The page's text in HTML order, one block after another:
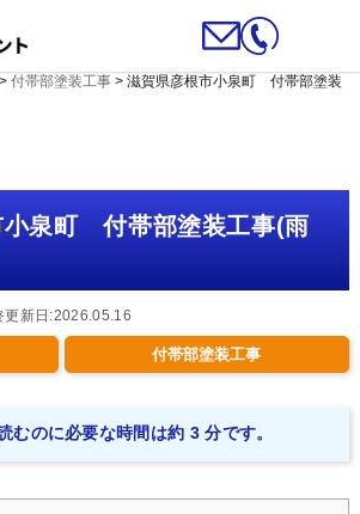
付帯部塗装工事> 滋賀県彦根市小泉町 付帯部塗装
小泉町 付帯部塗装工事(雨
新日:2026.05.16
付帯部塗装工事
むのに必要な時間は約 3 分です。